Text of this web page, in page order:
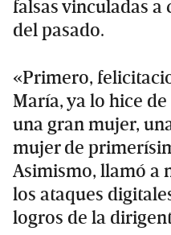
falsas vinculadas a
del pasado.
«Primero,
María, ya lo hice
una gran mujer,
mujer de
Asimismo, llamó a
los ataques
logros de la